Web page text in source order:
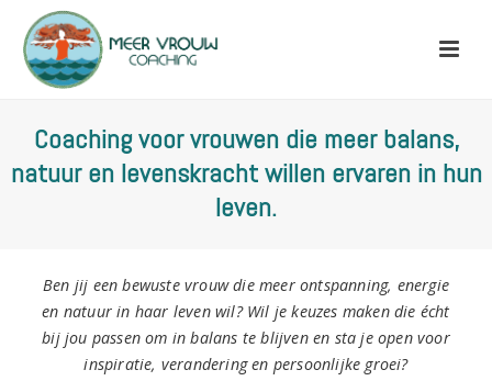
Coaching voor vrouwen die meer balans,
natuur en levenskracht willen ervaren in hun
leven.
Ben jij een bewuste vrouw die meer ontspanning, energie
en natuur in haar leven wil? Wil je keuzes maken die écht
bij jou passen om in balans te blijven en sta je open voor
inspiratie, verandering en persoonlijke groei?